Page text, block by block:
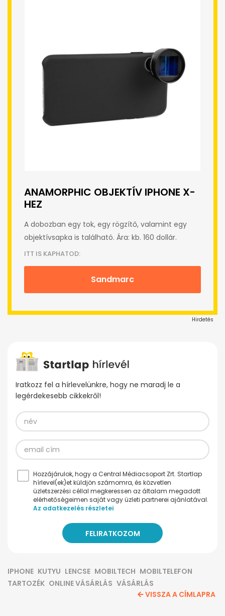
ANAMORPHIC OBJEKTÍV IPHONE X-
HEZ
A dobozban egy tok, egy rögzítő, valamint egy
objektívsapka is található. Ára: kb. 160 dollár.
ITT IS KAPHATOD:
Sandmarc
Hirdetés
Iratkozz fel a hírlevelünkre, hogy ne maradj le a
legérdekesebb cikkekről!
Hozzájárulok, hogy a Central Médiacsoport Zrt. Startlap
hírlevel(ek)et küldjön számomra, és közvetlen
üzletszerzési céllal megkeressen az általam megadott
elérhetőségeimen saját vagy üzleti partnerei ajánlatával.
Az adatkezelés részletei
IPHONE KUTYU LENCSE MOBILTECH MOBILTELEFON
TARTOZÉK ONLINE VÁSÁRLÁS VÁSÁRLÁS
VISSZA A CÍMLAPRA